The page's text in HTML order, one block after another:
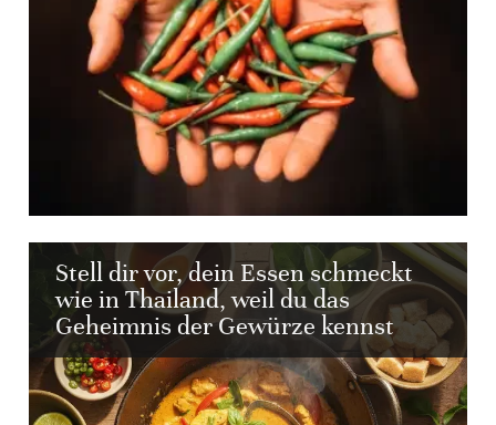
Stell dir vor, dein Essen schmeckt
wie in Thailand, weil du das
Geheimnis der Gewürze kennst